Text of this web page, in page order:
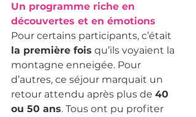
Un programme riche en
découvertes et en émotions
Pour certains participants, c’était
la première fois qu’ils voyaient la
montagne enneigée. Pour
d’autres, ce séjour marquait un
retour attendu après plus de 40
ou 50 ans. Tous ont pu profiter